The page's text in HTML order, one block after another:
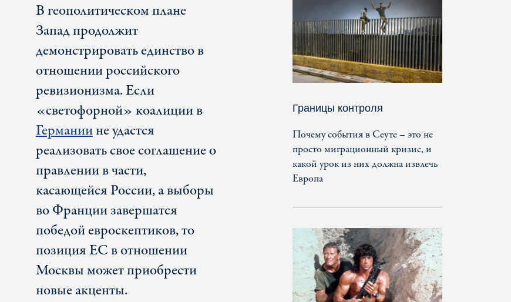
В геополитическом плане
Запад продолжит
демонстрировать единство в
отношении российского
ревизионизма. Если
«светофорной» коалиции в
Германиине удастся
реализовать свое соглашение о
правлении в части,
касающейся России, а выборы
во Франции завершатся
победой евроскептиков, то
позиция ЕС в отношении
Москвы может приобрести
новые акценты.
Границы контроля
Почему события в Сеуте – это не
просто миграционный кризис, и
какой урок из них должна извлечь
Европа